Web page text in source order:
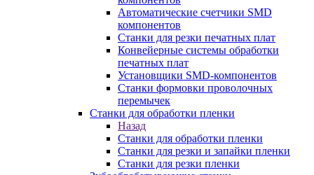
Автоматические счетчики SMD
компонентов
Станки для резки печатных плат
Конвейерные системы обработки
печатных плат
Установщики SMD-компонентов
Станки формовки проволочных
перемычек
Станки для обработки пленки
Назад
Станки для обработки пленки
Станки для резки и запайки пленки
Станки для резки пленки